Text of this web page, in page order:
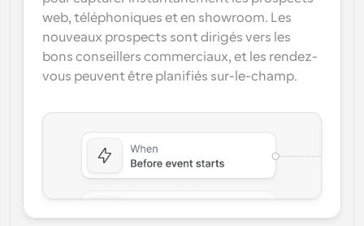
web, téléphoniques et en showroom. Les
nouveaux prospects sont dirigés vers les
bons conseillers commerciaux, et les rendez-
vous peuvent être planifiés sur-le-champ.